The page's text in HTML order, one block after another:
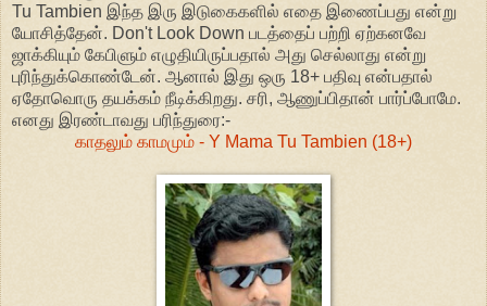
Tu Tambien இந்த இரு இடுகைகளில் எதை இணைப்பது என்று
யோசித்தேன். Don't Look Down படத்தைப் பற்றி ஏற்கனவே
ஜாக்கியும் கேபிளும் எழுதியிருப்பதால் அது செல்லாது என்று
புரிந்துக்கொண்டேன். ஆனால் இது ஒரு 18+ பதிவு என்பதால்
ஏதோவொரு தயக்கம் நீடிக்கிறது. சரி, ஆணுப்பிதான் பார்ப்போமே.
எனது இரண்டாவது பரிந்துரை:-
காதலும் காமமும் - Y Mama Tu Tambien (18+)